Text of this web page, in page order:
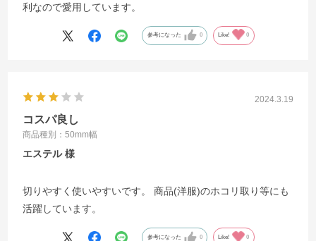
利なので愛用しています。
参考になった 0 Like! 0
2024.3.19
コスパ良し
商品種別：50mm幅
エステル
切りやすく使いやすいです。 商品(洋服)のホコリ取り等にも
活躍しています。
参考になった 0 Like! 0